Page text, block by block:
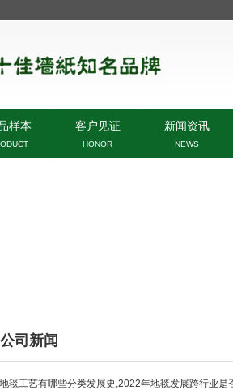
样本 客户见证
HONOR
新闻资讯
NEWS
公司新闻
地毯工艺有哪些分类发展史,2022年地毯发展跨行业是